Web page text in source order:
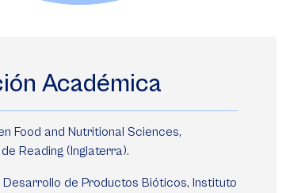
Académica
Food and Nutritional Sciences,
Reading (Inglaterra).
de Productos Bióticos, Instituto